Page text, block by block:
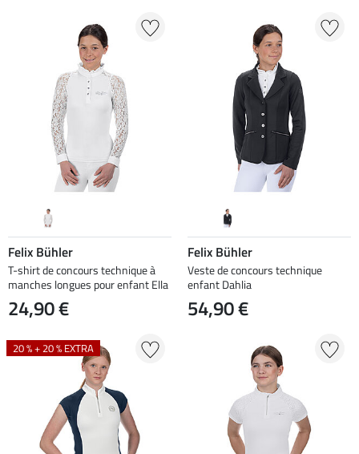
Felix Bühler
T-shirt de concours technique à
manches longues pour enfant Ella
24,90 €
Felix Bühler
Veste de concours technique
enfant Dahlia
54,90 €
20 % + 20 % EXTRA